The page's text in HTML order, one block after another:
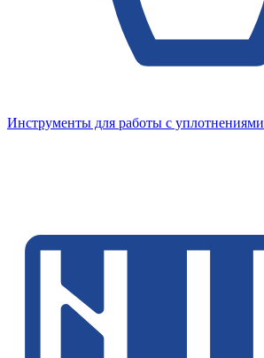
Инструменты для работы с уплотнениями